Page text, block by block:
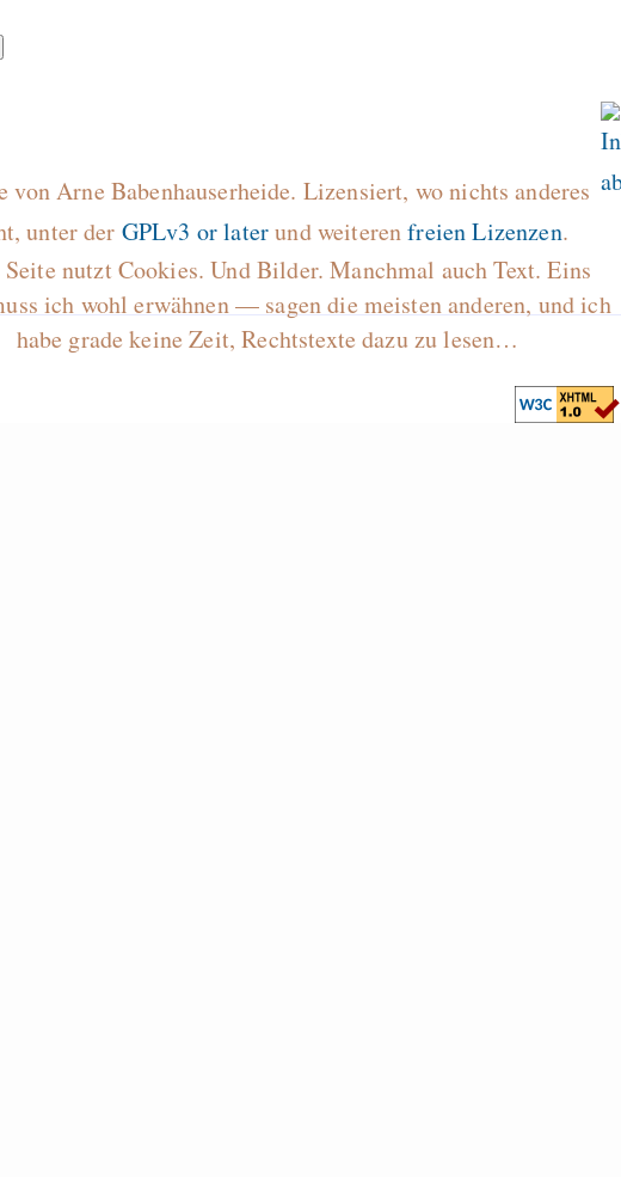
von Arne Babenhauserheide. Lizensiert, wo nichts anderes
unter der GPLv3 or laterund weiterenfreien Lizenzen.
Seite nutzt Cookies. Und Bilder. Manchmal auch Text. Eins
ich wohl erwähnen — sagen die meisten anderen, und ich
habe grade keine Zeit, Rechtstexte dazu zu lesen…